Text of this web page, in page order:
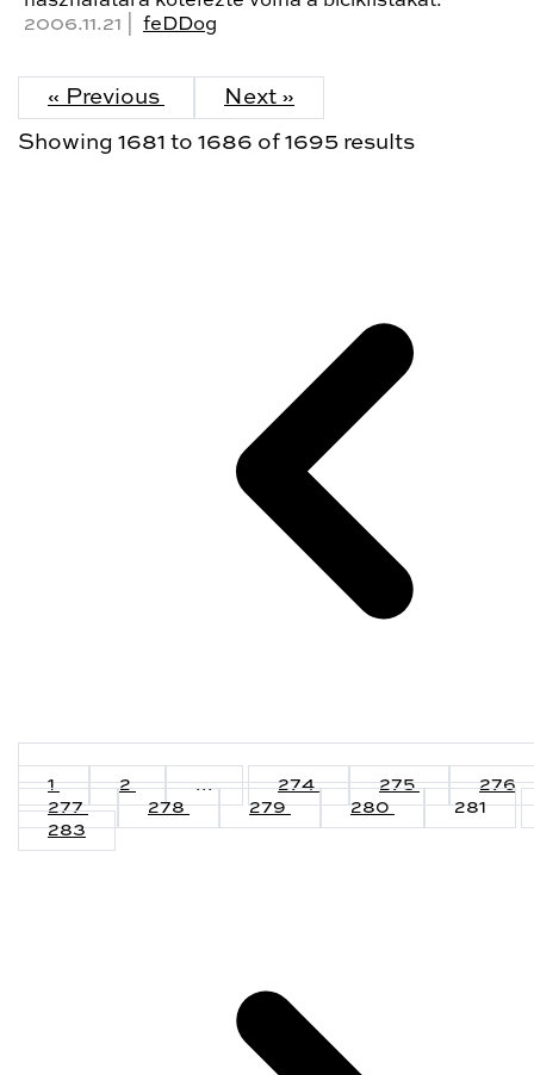
2006.11.21 | feDDog
« Previous Next »
Showing 1681 to 1686 of 1695 results
1 2 ... 274 275
276
277
278 279 280
281
283